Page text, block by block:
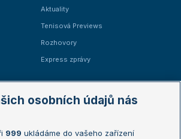
Aktuality
Tenisová Previews
Rozhovory
Express zprávy
Australian Open
osobních údajů nás
999 ukládáme do vašeho zařízení